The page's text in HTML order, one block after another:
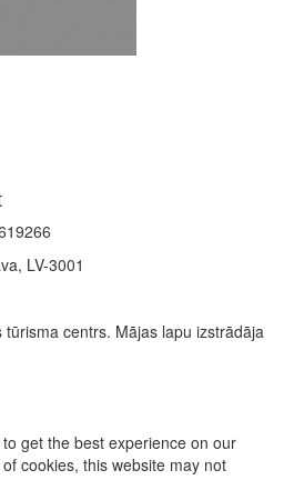
LV-3001
centrs. Mājas lapu izstrādāja
get the best experience on our
cookies, this website may not